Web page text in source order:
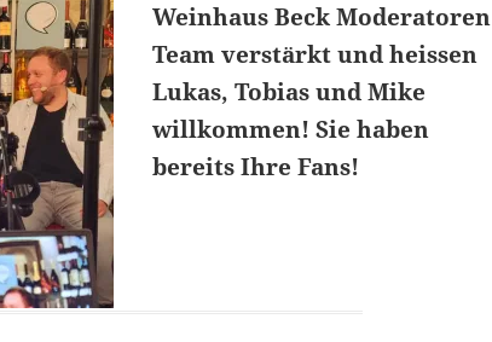
Weinhaus Beck Moderatoren
Team verstärkt und heissen
Lukas, Tobias und Mike
willkommen! Sie haben
bereits Ihre Fans!